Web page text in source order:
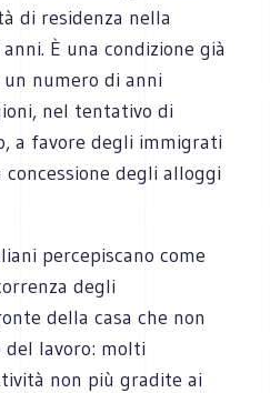
di residenza nella
È una condizione già
numero di anni
nel tentativo di
a favore degli immigrati
degli alloggi
percepiscano come
degli
della casa che non
lavoro: molti
non più gradite ai